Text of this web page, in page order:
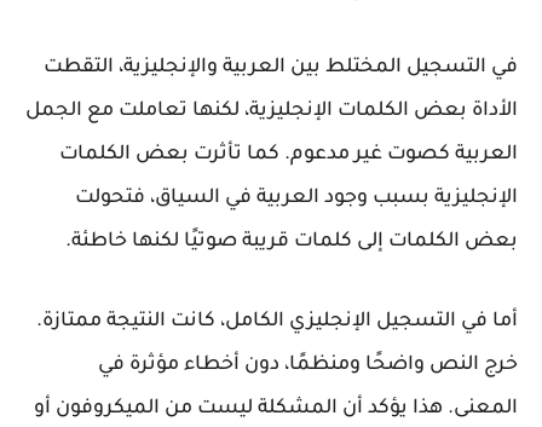
في التسجيل المختلط بين العربية والإنجليزية، التقطت
الأداة بعض الكلمات الإنجليزية، لكنها تعاملت مع الجمل
العربية كصوت غير مدعوم. كما تأثرت بعض الكلمات
الإنجليزية بسبب وجود العربية في السياق، فتحولت
بعض الكلمات إلى كلمات قريبة صوتيًا لكنها خاطئة.
أما في التسجيل الإنجليزي الكامل، كانت النتيجة ممتازة.
خرج النص واضحًا ومنظمًا، دون أخطاء مؤثرة في
المعنى. هذا يؤكد أن المشكلة ليست من الميكروفون أو